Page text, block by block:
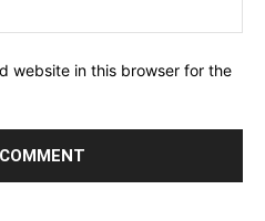
website in this browser for the